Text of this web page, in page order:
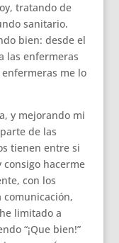
tratando de
sanitario.
bien: desde el
las enfermeras
me lo
y mejorando mi
de las
tienen entre si
hacerme
con los
limitado a
“¡Que bien!”